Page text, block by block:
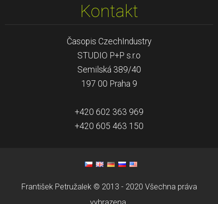
Kontakt
Časopis CzechIndustry
STUDIO P+P s.r.o
Semilská 389/40
197 00 Praha 9
+420 602 363 969
+420 605 463 150
František Petružalek © 2013 - 2020 Všechna práva